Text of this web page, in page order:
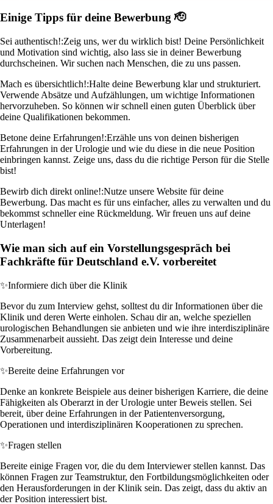
Einige Tipps für deine Bewerbung 🫡
Sei authentisch!:Zeig uns, wer du wirklich bist! Deine Persönlichkeit
und Motivation sind wichtig, also lass sie in deiner Bewerbung
durchscheinen. Wir suchen nach Menschen, die zu uns passen.
Mach es übersichtlich!:Halte deine Bewerbung klar und strukturiert.
Verwende Absätze und Aufzählungen, um wichtige Informationen
hervorzuheben. So können wir schnell einen guten Überblick über
deine Qualifikationen bekommen.
Betone deine Erfahrungen!:Erzähle uns von deinen bisherigen
Erfahrungen in der Urologie und wie du diese in die neue Position
einbringen kannst. Zeige uns, dass du die richtige Person für die Stelle
bist!
Bewirb dich direkt online!:Nutze unsere Website für deine
Bewerbung. Das macht es für uns einfacher, alles zu verwalten und du
bekommst schneller eine Rückmeldung. Wir freuen uns auf deine
Unterlagen!
Wie man sich auf ein Vorstellungsgespräch bei
Fachkräfte für Deutschland e.V. vorbereitet
✨Informiere dich über die Klinik
Bevor du zum Interview gehst, solltest du dir Informationen über die
Klinik und deren Werte einholen. Schau dir an, welche speziellen
urologischen Behandlungen sie anbieten und wie ihre interdisziplinäre
Zusammenarbeit aussieht. Das zeigt dein Interesse und deine
Vorbereitung.
✨Bereite deine Erfahrungen vor
Denke an konkrete Beispiele aus deiner bisherigen Karriere, die deine
Fähigkeiten als Oberarzt in der Urologie unter Beweis stellen. Sei
bereit, über deine Erfahrungen in der Patientenversorgung,
Operationen und interdisziplinären Kooperationen zu sprechen.
✨Fragen stellen
Bereite einige Fragen vor, die du dem Interviewer stellen kannst. Das
können Fragen zur Teamstruktur, den Fortbildungsmöglichkeiten oder
den Herausforderungen in der Klinik sein. Das zeigt, dass du aktiv an
der Position interessiert bist.